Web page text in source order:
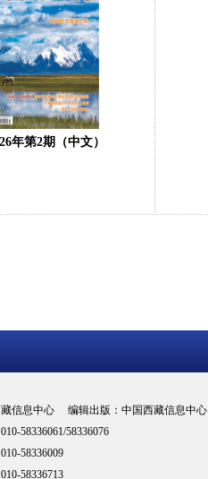
年第2期（中文）
藏信息中心 编辑出版：中国西藏信息中心
58336061/58336076
58336009
58336713